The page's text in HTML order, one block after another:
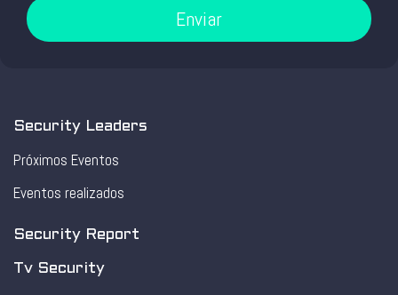
Enviar
Security Leaders
Próximos Eventos
Eventos realizados
Security Report
Tv Security